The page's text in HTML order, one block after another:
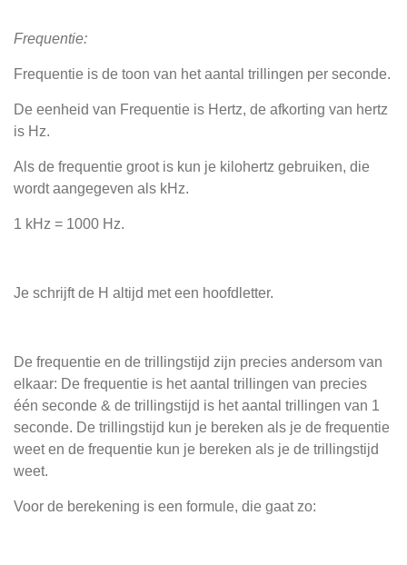
Frequentie:
Frequentie is de toon van het aantal trillingen per seconde.
De eenheid van Frequentie is Hertz, de afkorting van hertz
is Hz.
Als de frequentie groot is kun je kilohertz gebruiken, die
wordt aangegeven als kHz.
1 kHz = 1000 Hz.
Je schrijft de H altijd met een hoofdletter.
De frequentie en de trillingstijd zijn precies andersom van
elkaar: De frequentie is het aantal trillingen van precies
één seconde & de trillingstijd is het aantal trillingen van 1
seconde. De trillingstijd kun je bereken als je de frequentie
weet en de frequentie kun je bereken als je de trillingstijd
weet.
Voor de berekening is een formule, die gaat zo: